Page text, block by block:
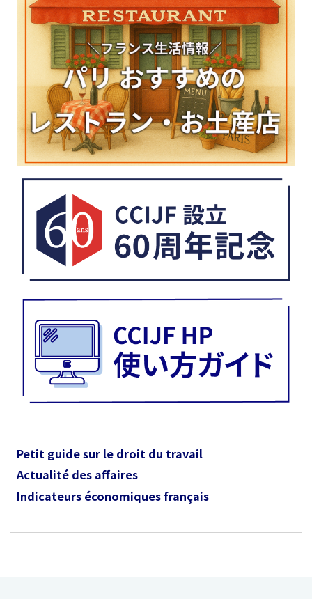
Petit guide sur le droit du travail
Actualité des affaires
Indicateurs économiques français